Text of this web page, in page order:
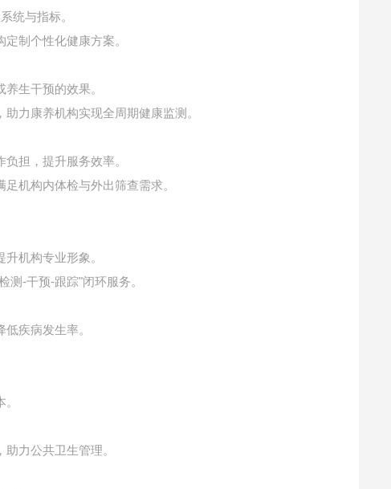
统与指标。
制个性化健康方案。
生干预的效果。
力康养机构实现全周期健康监测。
担，提升服务效率。
机构内体检与外出筛查需求。
机构专业形象。
测-干预-跟踪"闭环服务。
疾病发生率。
力公共卫生管理。